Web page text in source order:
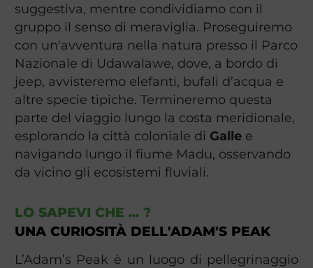
suggestiva, mentre condividiamo con il
gruppo il senso di meraviglia. Proseguiremo
con un'avventura nella natura presso il Parco
Nazionale di Udawalawe, dove, a bordo di
jeep, avvisteremo elefanti, bufali d’acqua e
altre specie tipiche. Termineremo questa
parte del viaggio lungo la costa meridionale,
esplorando la città coloniale di Galle e
navigando lungo il fiume Madu, osservando
da vicino gli ecosistemi fluviali.
LO SAPEVI CHE ... ?
UNA CURIOSITÀ DELL'ADAM'S PEAK
L’Adam’s Peak è un luogo di pellegrinaggio